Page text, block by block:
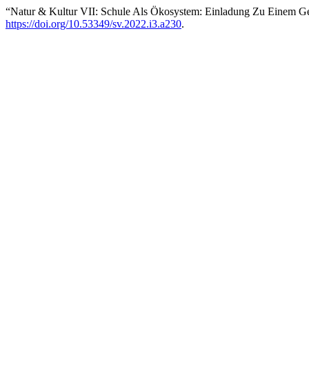
“Natur & Kultur VII: Schule Als Ökosystem: Einladung Zu Einem
https://doi.org/10.53349/sv.2022.i3.a230.